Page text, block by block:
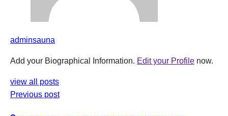
adminsauna
Add your Biographical Information. Edit your Profile now.
view all posts
Previous post